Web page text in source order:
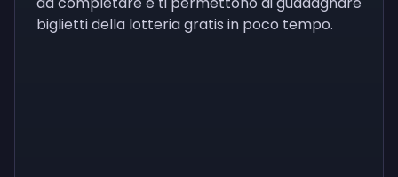
biglietti della lotteria gratis in poco tempo.